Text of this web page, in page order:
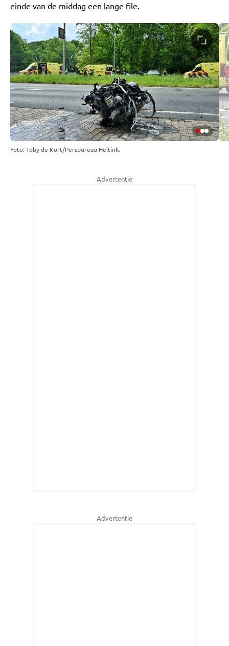
einde van de middag een lange file.
Foto: Toby de Kort/Persbureau Heitink.
Advertentie
Advertentie